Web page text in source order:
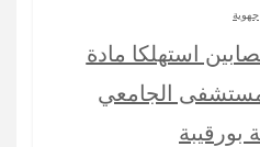
جهوية
استهلكا مادة
الجامعي
بورقيبة